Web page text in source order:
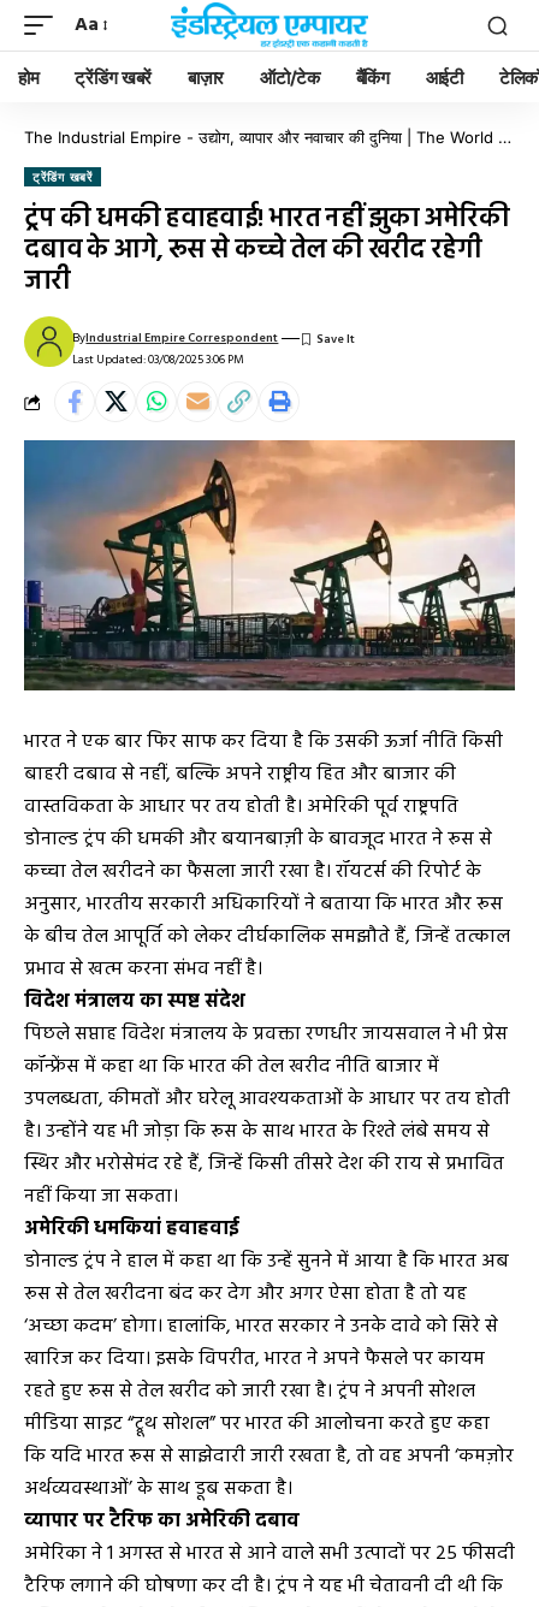
Aa
होम ट्रेंडिंग खबरें बाज़ार ऑटो/टेक बैंकिंग आईटी
The Industrial Empire - उद्योग, व्यापार और नवाचार की दुनिया | The World of Industry, Business & Innovation
ट्रेंडिंग खबरें
ट्रंप की धमकी हवाहवाई! भारत नहीं झुका अमेरिकी
दबाव के आगे, रूस से कच्चे तेल की खरीद रहेगी
जारी
Last Updated: 03/08/2025 3:06 PM
ByIndustrial Empire Correspondent
भारत ने एक बार फिर साफ कर दिया है कि उसकी ऊर्जा नीति किसी
बाहरी दबाव से नहीं, बल्कि अपने राष्ट्रीय हित और बाजार की
वास्तविकता के आधार पर तय होती है। अमेरिकी पूर्व राष्ट्रपति
डोनाल्ड ट्रंप की धमकी और बयानबाज़ी के बावजूद भारत ने रूस से
कच्चा तेल खरीदने का फैसला जारी रखा है। रॉयटर्स की रिपोर्ट के
अनुसार, भारतीय सरकारी अधिकारियों ने बताया कि भारत और रूस
के बीच तेल आपूर्ति को लेकर दीर्घकालिक समझौते हैं, जिन्हें तत्काल
प्रभाव से खत्म करना संभव नहीं है।
विदेश मंत्रालय का स्पष्ट संदेश
पिछले सप्ताह विदेश मंत्रालय के प्रवक्ता रणधीर जायसवाल ने भी प्रेस
कॉन्फ्रेंस में कहा था कि भारत की तेल खरीद नीति बाजार में
उपलब्धता, कीमतों और घरेलू आवश्यकताओं के आधार पर तय होती
है। उन्होंने यह भी जोड़ा कि रूस के साथ भारत के रिश्ते लंबे समय से
स्थिर और भरोसेमंद रहे हैं, जिन्हें किसी तीसरे देश की राय से प्रभावित
नहीं किया जा सकता।
अमेरिकी धमकियां हवाहवाई
डोनाल्ड ट्रंप ने हाल में कहा था कि उन्हें सुनने में आया है कि भारत अब
रूस से तेल खरीदना बंद कर देग और अगर ऐसा होता है तो यह
‘अच्छा कदम’ होगा। हालांकि, भारत सरकार ने उनके दावे को सिरे से
खारिज कर दिया। इसके विपरीत, भारत ने अपने फैसले पर कायम
रहते हुए रूस से तेल खरीद को जारी रखा है। ट्रंप ने अपनी सोशल
मीडिया साइट “ट्रूथ सोशल” पर भारत की आलोचना करते हुए कहा
कि यदि भारत रूस से साझेदारी जारी रखता है, तो वह अपनी ‘कमज़ोर
अर्थव्यवस्थाओं’ के साथ डूब सकता है।
व्यापार पर टैरिफ का अमेरिकी दबाव
अमेरिका ने 1 अगस्त से भारत से आने वाले सभी उत्पादों पर 25 फीसदी
टैरिफ लगाने की घोषणा कर दी है। ट्रंप ने यह भी चेतावनी दी थी कि